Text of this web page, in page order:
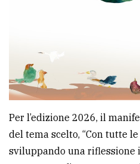
PRIVACY
Privacy
Cookie
policy
Per l’edizione 2026, il
del tema scelto, “Con tutte le
sviluppando una riflessione